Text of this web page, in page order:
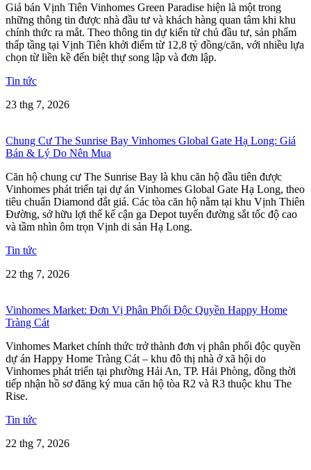
Giá bán Vịnh Tiên Vinhomes Green Paradise hiện là một trong
những thông tin được nhà đầu tư và khách hàng quan tâm khi khu
chính thức ra mắt. Theo thông tin dự kiến từ chủ đầu tư, sản phẩm
thấp tầng tại Vịnh Tiên khởi điểm từ 12,8 tỷ đồng/căn, với nhiều lựa
chọn từ liền kề đến biệt thự song lập và đơn lập.
Tin tức
23 thg 7, 2026
Chung Cư The Sunrise Bay Vinhomes Global Gate Hạ Long: Giá
Bán & Lý Do Nên Mua
Căn hộ chung cư The Sunrise Bay là khu căn hộ đầu tiên được
Vinhomes phát triển tại dự án Vinhomes Global Gate Hạ Long, theo
tiêu chuẩn Diamond đắt giá. Các tòa căn hộ nằm tại khu Vịnh Thiên
Đường, sở hữu lợi thế kế cận ga Depot tuyến đường sắt tốc độ cao
và tầm nhìn ôm trọn Vịnh di sản Hạ Long.
Tin tức
22 thg 7, 2026
Vinhomes Market: Đơn Vị Phân Phối Độc Quyền Happy Home
Tràng Cát
Vinhomes Market chính thức trở thành đơn vị phân phối độc quyền
dự án Happy Home Tràng Cát – khu đô thị nhà ở xã hội do
Vinhomes phát triển tại phường Hải An, TP. Hải Phòng, đồng thời
tiếp nhận hồ sơ đăng ký mua căn hộ tòa R2 và R3 thuộc khu The
Rise.
Tin tức
22 thg 7, 2026